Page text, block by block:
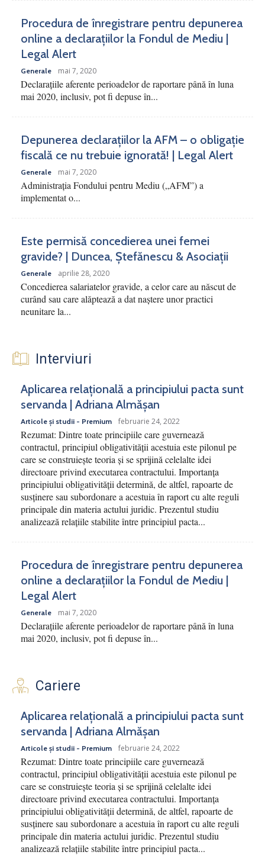
Procedura de înregistrare pentru depunerea
online a declarațiilor la Fondul de Mediu |
Legal Alert
Generale mai 7, 2020
Declarațiile aferente perioadelor de raportare până în luna
mai 2020, inclusiv, pot fi depuse în...
Depunerea declarațiilor la AFM – o obligație
fiscală ce nu trebuie ignorată! | Legal Alert
Generale mai 7, 2020
Administrația Fondului pentru Mediu („AFM”) a
implementat o...
Este permisă concedierea unei femei
gravide? | Duncea, Ștefănescu & Asociații
Generale aprilie 28, 2020
Concedierea salariatelor gravide, a celor care au născut de
curând sau care alăptează a dat naștere unor practici
neunitare la...
Interviuri
Aplicarea relațională a principiului pacta sunt
servanda | Adriana Almășan
Articole și studii - Premium februarie 24, 2022
Rezumat: Dintre toate principiile care guvernează
contractul, principiul obligativității acestuia este pilonul pe
care se construiește teoria și se sprijină celelalte idei
directoare privind executarea contractului. Importanța
principiului obligativității determină, de altfel, rapoarte de
susținere sau subordonare a acestuia în raport cu alte reguli
principale din materia actului juridic. Prezentul studiu
analizează relațiile stabilite între principiul pacta...
Procedura de înregistrare pentru depunerea
online a declarațiilor la Fondul de Mediu |
Legal Alert
Generale mai 7, 2020
Declarațiile aferente perioadelor de raportare până în luna
mai 2020, inclusiv, pot fi depuse în...
Cariere
Aplicarea relațională a principiului pacta sunt
servanda | Adriana Almășan
Articole și studii - Premium februarie 24, 2022
Rezumat: Dintre toate principiile care guvernează
contractul, principiul obligativității acestuia este pilonul pe
care se construiește teoria și se sprijină celelalte idei
directoare privind executarea contractului. Importanța
principiului obligativității determină, de altfel, rapoarte de
susținere sau subordonare a acestuia în raport cu alte reguli
principale din materia actului juridic. Prezentul studiu
analizează relațiile stabilite între principiul pacta...